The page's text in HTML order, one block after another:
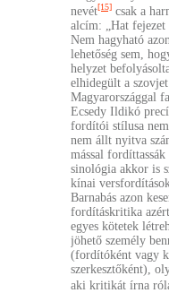
nevét[15] csak a
alcím: „Hat fejezet
Nem hagyható
lehetőség sem,
helyzet
elhidegült a
Magyarországgal
Ecsedy Ildikó
fordítói stílusa
nem állt nyitva
mással
sinológia akkor is
kínai
Barnabás azon
fordításkritika
egyes kötetek
jöhető személy
(fordítóként vagy
szerkesztőként),
aki kritikát írna